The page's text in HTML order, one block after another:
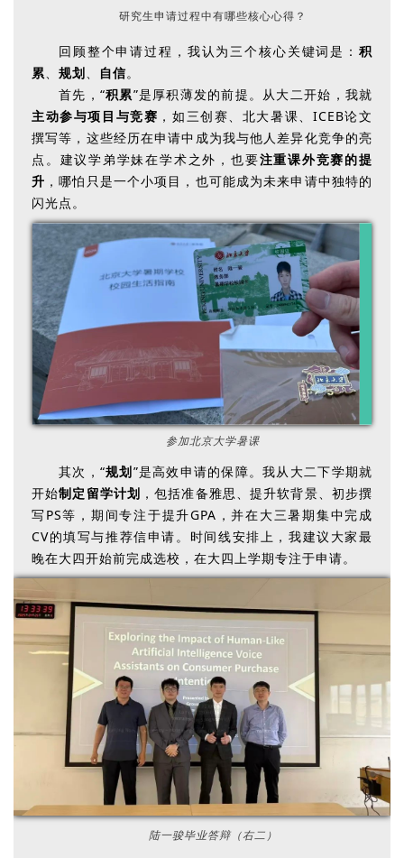
研究生申请过程中有哪些核心心得？
回顾整个申请过程，我认为三个核心关键词是： 积
累、 规划、 自信。
首先，“积累”是厚积薄发的前提。从大二开始，我就
主动参与项目与竞赛 ，如三创赛、北大暑课、ICEB论文
撰写等，这些经历在申请中成为我与他人差异化竞争的亮
点。建议学弟学妹在学术之外，也要注重课外竞赛的提
升 ，哪怕只是一个小项目，也可能成为未来申请中独特的
闪光点。
参加北京大学暑课
其次，“规划”是高效申请的保障。我从大二下学期就
开始制定留学计划 ，包括准备雅思、提升软背景、初步撰
写PS等，期间专注于提升GPA，并在大三暑期集中完成
CV的填写与推荐信申请。时间线安排上，我建议大家最
晚在大四开始前完成选校，在大四上学期专注于申请。
陆一骏毕业答辩（右二）